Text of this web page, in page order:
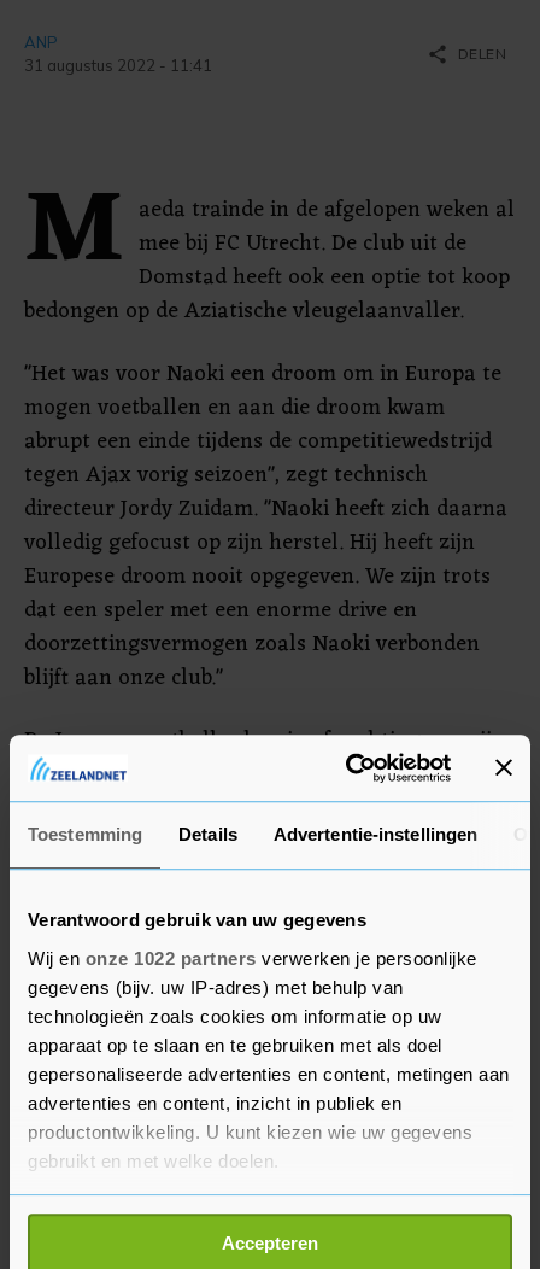
Toestemming Details Advertentie-instellingen
Verantwoord gebruik van uw gegevens
Wij en onze 1022 partners verwerken je persoonlijke
gegevens (bijv. uw IP-adres) met behulp van
technologieën zoals cookies om informatie op uw
apparaat op te slaan en te gebruiken met als doel
gepersonaliseerde advertenties en content, metingen aan
advertenties en content, inzicht in publiek en
productontwikkeling. U kunt kiezen wie uw gegevens
gebruikt en met welke doelen.
Als u het toestaat, willen we ook graag:
Informatie verzamelen over uw geografische
Accepteren
ANP
31 augustus 2022 - 11:41
share DELEN
M aeda trainde in de afgelopen weken al
mee bij FC Utrecht. De club uit de
Domstad heeft ook een optie tot koop
bedongen op de Aziatische vleugelaanvaller.
"Het was voor Naoki een droom om in Europa te
mogen voetballen en aan die droom kwam
abrupt een einde tijdens de competitiewedstrijd
tegen Ajax vorig seizoen", zegt technisch
directeur Jordy Zuidam. "Naoki heeft zich daarna
volledig gefocust op zijn herstel. Hij heeft zijn
Europese droom nooit opgegeven. We zijn trots
dat een speler met een enorme drive en
doorzettingsvermogen zoals Naoki verbonden
blijft aan onze club."
De Japanse voetballer kan in afwachting van zijn
werkvergunning nog geen officiële wedstrijden
spelen.